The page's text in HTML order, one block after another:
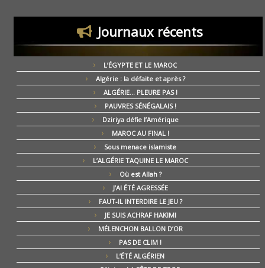
Journaux récents
L’ÉGYPTE ET LE MAROC
Algérie : la défaite et après ?
ALGÉRIE… PLEURE PAS !
PAUVRES SÉNÉGALAIS !
Dziriya défie l’Amérique
MAROC AU FINAL !
Sous menace islamiste
L’ALGÉRIE TAQUINE LE MAROC
Où est Allah ?
J’AI ÉTÉ AGRESSÉE
FAUT-IL INTERDIRE LE JEU ?
JE SUIS ACHRAF HAKIMI
MÉLENCHON BALLON D’OR
PAS DE CLIM !
L’ÉTÉ ALGÉRIEN